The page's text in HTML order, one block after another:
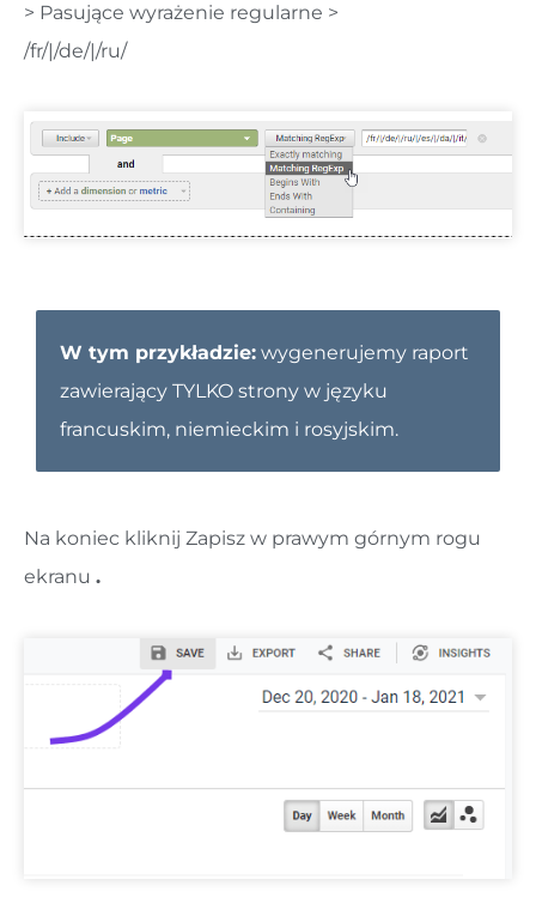
> Pasujące wyrażenie regularne >
/fr/|/de/|/ru/
W tym przykładzie: wygenerujemy raport
zawierający TYLKO strony w języku
francuskim, niemieckim i rosyjskim.
Na koniec kliknij Zapisz w prawym górnym rogu
ekranu .